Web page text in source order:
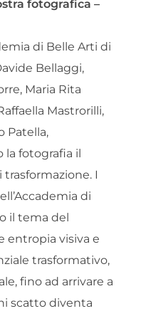
fotografica –
di Belle Arti di
Bellaggi,
Maria Rita
Mastrorilli,
Patella,
la fotografia il
I
di
il tema del
entropia visiva e
trasformativo,
fino ad arrivare a
scatto diventa